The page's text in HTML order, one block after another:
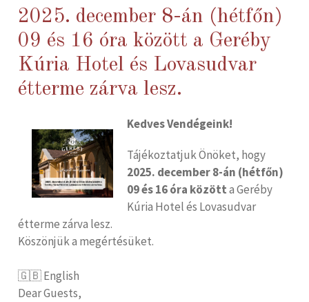
2025. december 8-án (hétfőn)
09 és 16 óra között a Geréby
Kúria Hotel és Lovasudvar
étterme zárva lesz.
Kedves Vendégeink!
Tájékoztatjuk Önöket, hogy
2025. december 8-án (hétfőn)
09 és 16 óra közötta Geréby
Kúria Hotel és Lovasudvar
étterme zárva lesz.
Köszönjük a megértésüket.
🇬🇧 English
Dear Guests,